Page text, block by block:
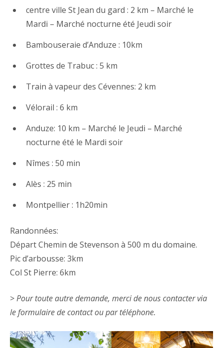
centre ville St Jean du gard : 2 km – Marché le
Mardi – Marché nocturne été Jeudi soir
Bambouseraie d’Anduze : 10km
Grottes de Trabuc : 5 km
Train à vapeur des Cévennes: 2 km
Vélorail : 6 km
Anduze: 10 km – Marché le Jeudi – Marché
nocturne été le Mardi soir
Nîmes : 50 min
Alès : 25 min
Montpellier : 1h20min
Randonnées:
Départ Chemin de Stevenson à 500 m du domaine.
Pic d’arbousse: 3km
Col St Pierre: 6km
>Pour toute autre demande, merci de nous contacter via
le formulaire de contact ou par téléphone.